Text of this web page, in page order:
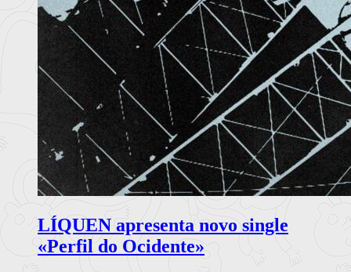
LÍQUEN apresenta novo single
«Perfil do Ocidente»